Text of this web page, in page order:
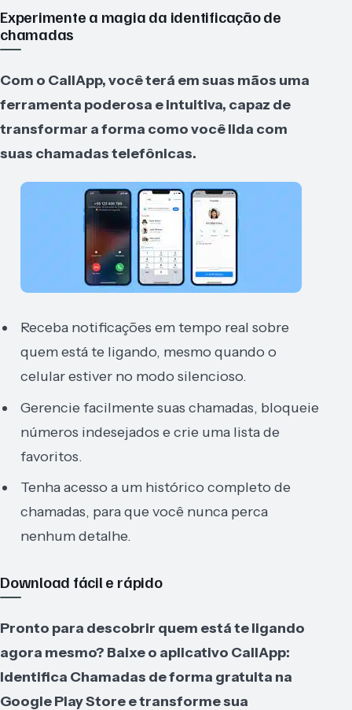
Experimente a magia da identificação de
chamadas
Com o CallApp, você terá em suas mãos uma
ferramenta poderosa e intuitiva, capaz de
transformar a forma como você lida com
suas chamadas telefônicas.
Receba notificações em tempo real sobre
quem está te ligando, mesmo quando o
celular estiver no modo silencioso.
Gerencie facilmente suas chamadas, bloqueie
números indesejados e crie uma lista de
favoritos.
Tenha acesso a um histórico completo de
chamadas, para que você nunca perca
nenhum detalhe.
Download fácil e rápido
Pronto para descobrir quem está te ligando
agora mesmo? Baixe o aplicativo CallApp:
Identifica Chamadas de forma gratuita na
Google Play Store e transforme sua